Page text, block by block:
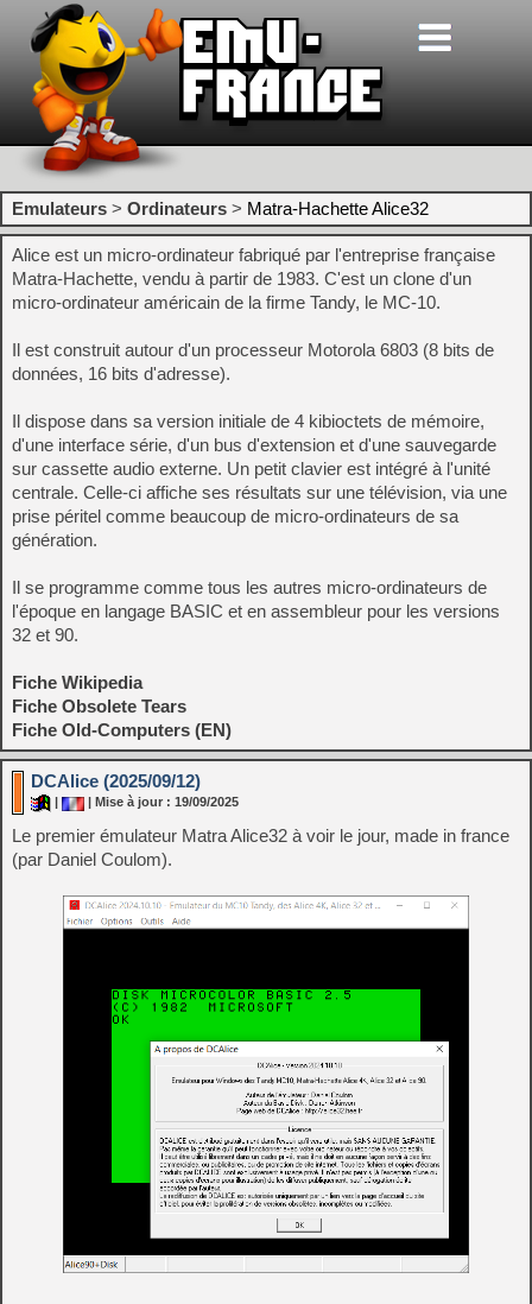
Emulateurs > Ordinateurs > Matra-Hachette Alice32
Alice est un micro-ordinateur fabriqué par l'entreprise française
Matra-Hachette, vendu à partir de 1983. C'est un clone d'un
micro-ordinateur américain de la firme Tandy, le MC-10.
Il est construit autour d'un processeur Motorola 6803 (8 bits de
données, 16 bits d'adresse).
Il dispose dans sa version initiale de 4 kibioctets de mémoire,
d'une interface série, d'un bus d'extension et d'une sauvegarde
sur cassette audio externe. Un petit clavier est intégré à l'unité
centrale. Celle-ci affiche ses résultats sur une télévision, via une
prise péritel comme beaucoup de micro-ordinateurs de sa
génération.
Il se programme comme tous les autres micro-ordinateurs de
l'époque en langage BASIC et en assembleur pour les versions
32 et 90.
Fiche Wikipedia
Fiche Obsolete Tears
Fiche Old-Computers (EN)
DCAlice (2025/09/12)
| Mise à jour : 19/09/2025
Le premier émulateur Matra Alice32 à voir le jour, made in france
(par Daniel Coulom).